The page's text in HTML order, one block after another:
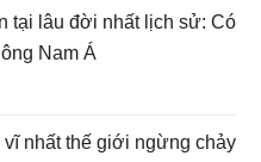
tại lâu đời nhất lịch sử: Có
Nam Á
nhất thế giới ngừng chảy